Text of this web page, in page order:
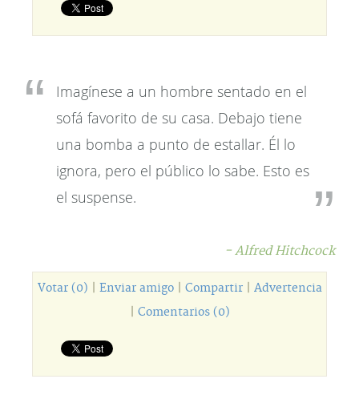
Imagínese a un hombre sentado en el
sofá favorito de su casa. Debajo tiene
una bomba a punto de estallar. Él lo
ignora, pero el público lo sabe. Esto es
el suspense.
- Alfred Hitchcock
Votar (0) Enviar amigo| Compartir| Advertencia
Comentarios (0)